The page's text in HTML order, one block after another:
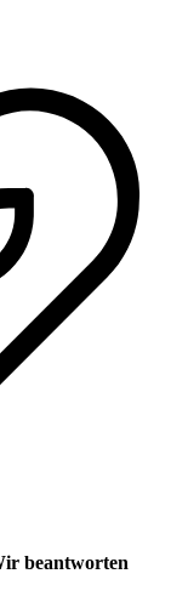
beantworten